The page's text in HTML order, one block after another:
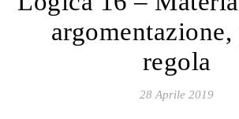
regola
28 Aprile 2019